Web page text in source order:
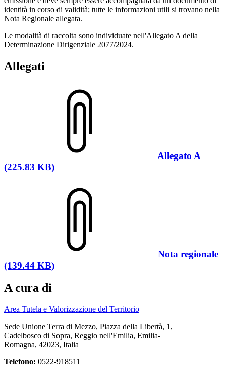
identità in corso di validità; tutte le informazioni utili si trovano nella
Nota Regionale allegata.
Le modalità di raccolta sono individuate nell'Allegato A della
Determinazione Dirigenziale 2077/2024.
Allegati
Allegato A
(225.83 KB)
Nota regionale
(139.44 KB)
A cura di
Area Tutela e Valorizzazione del Territorio
Sede Unione Terra di Mezzo, Piazza della Libertà, 1,
Cadelbosco di Sopra, Reggio nell'Emilia, Emilia-
Romagna, 42023, Italia
Telefono: 0522-918511